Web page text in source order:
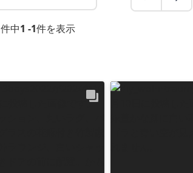
件中1 -1件を表示